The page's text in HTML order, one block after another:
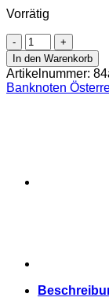
Vorrätig
Österreichisch-
ungarische
Bank
-
10
-
Menge
In den Warenkorb
Artikelnummer:
Banknoten